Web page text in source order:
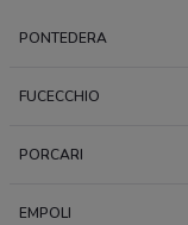
PONTEDERA
FUCECCHIO
PORCARI
EMPOLI